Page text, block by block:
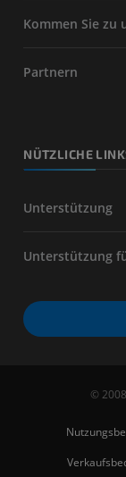
Kommen Sie zu
Partnern
NÜTZLICHE
Unterstützung
Unterstützung
©